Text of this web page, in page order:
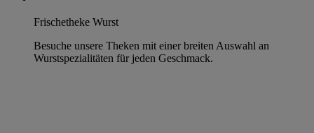
Frischetheke Wurst
Besuche unsere Theken mit einer breiten Auswahl an
Wurstspezialitäten für jeden Geschmack.